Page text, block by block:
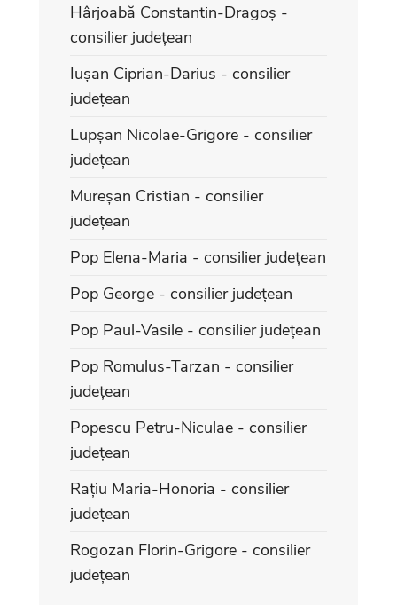
Hârjoabă Constantin-Dragoș -
consilier județean
Iușan Ciprian-Darius - consilier
județean
Lupșan Nicolae-Grigore - consilier
județean
Mureșan Cristian - consilier
județean
Pop Elena-Maria - consilier județean
Pop George - consilier județean
Pop Paul-Vasile - consilier județean
Pop Romulus-Tarzan - consilier
județean
Popescu Petru-Niculae - consilier
județean
Rațiu Maria-Honoria - consilier
județean
Rogozan Florin-Grigore - consilier
județean